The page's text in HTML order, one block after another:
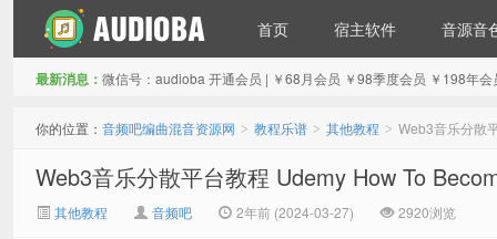
首页 宿主软件 音源音
最新消息： 微信号：audioba 开通会员 | ￥68月会员 ￥98季度会员 ￥198年
你的位置： 音频吧编曲混音资源网 > 教程乐谱 > 其他教程 > Web3音乐分散
Web3音乐分散平台教程 Udemy How To
其他教程 音频吧 2年前 (2024-03-27) 2920浏览